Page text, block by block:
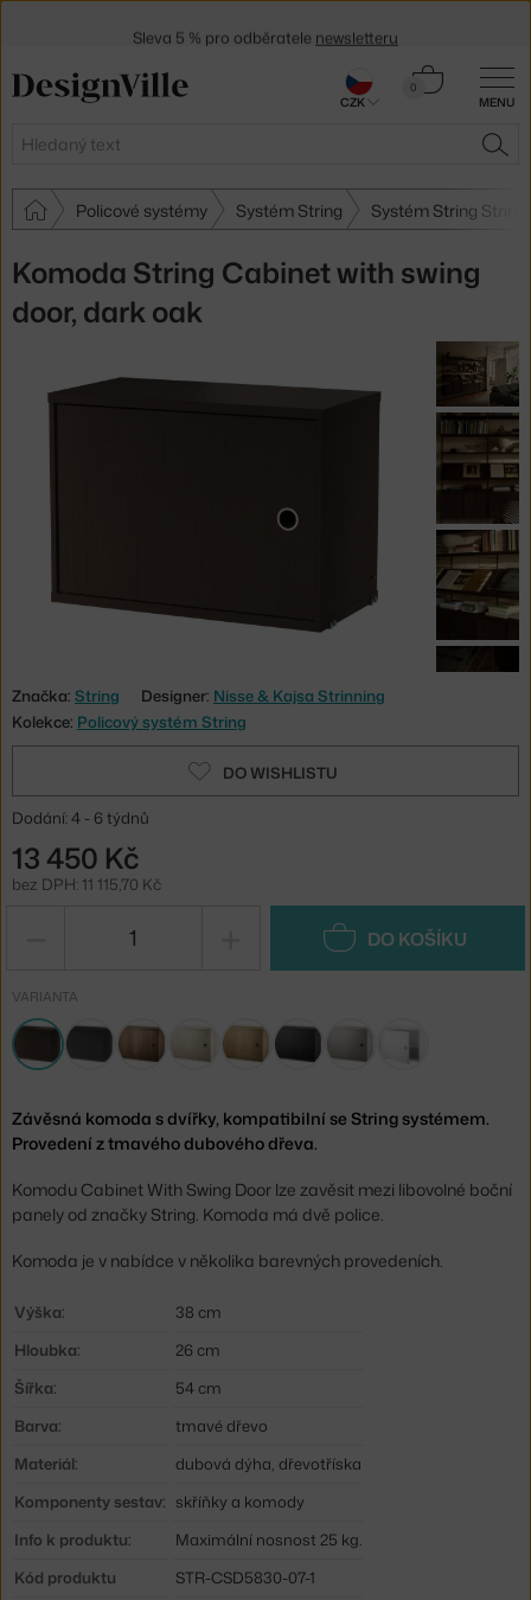
MENU
Hledat
0
Košík
Policové systémy Systém String Systém String String
Komoda String Cabinet with swing
door, dark oak
Značka: String Designer: Nisse & Kajsa Strinning
Kolekce: Policový systém String
DO WISHLISTU
Dodání: 4 - 6 týdnů
13 450 Kč
bez DPH: 11 115,70 Kč
DO KOŠÍKU
VARIANTA
Závěsná komoda s dvířky, kompatibilní se String systémem.
Provedení z tmavého dubového dřeva.
Komodu Cabinet With Swing Door lze zavěsit mezi libovolné boční
panely od značky String. Komoda má dvě police.
Komoda je v nabídce v několika barevných provedeních.
Výška:
38 cm
Hloubka:
26 cm
Šířka:
54 cm
Barva:
tmavé dřevo
Materiál:
dubová dýha, dřevotříska
Komponenty sestav: skříňky a komody
Info k produktu:
Maximální nosnost 25 kg.
Kód produktu
STR-CSD5830-07-1
30 dní na vrácení zboží
CZK